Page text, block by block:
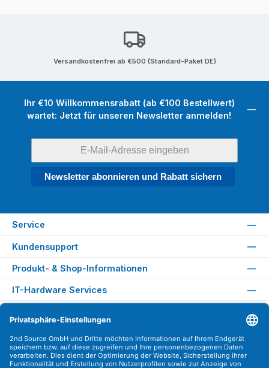
Versandkostenfrei ab €500 (Standard-Paket DE)
Ihr €10 Willkommensrabatt (ab €100 Bestellwert)
wartet: Jetzt für unseren Newsletter anmelden!
Newsletter abonnieren und Rabatt sichern
Service
Kundensupport
Produkt- & Shop-Informationen
IT-Hardware Services
Versandarten
Zahlungsarten